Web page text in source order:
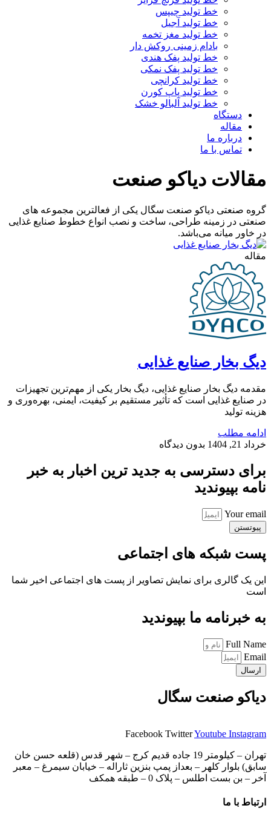
خط تولید چیپس
خط تولید آجیل
خط تولید مغز تخمه
بادام زمینی روکش دار
خط تولید پفک هندی
خط تولید پفک نمکی
خط تولید کرانچی
خط تولید پاپ کورن
خط تولید آلبالو خشک
دستگاه
مقاله
درباره ما
تماس با ما
مقالات دیاکو صنعت
گروه صنعتی دیاکو صنعت سگال یکی از فعالترین مجموعه های
صنعتی در زمینه طراحی، ساخت و نصب انواع خطوط صنایع غذایی
در خاور میانه می‌باشد.
مقاله
دیگ بخار صنایع غذایی
مقدمه دیگ بخار صنایع غذایی، دیگ بخار یکی از مهم‌ترین تجهیزات
در صنایع غذایی است که تأثیر مستقیم بر کیفیت، ایمنی، بهره‌وری و
هزینه تولید
ادامه مطلب
خرداد 21, 1404
بدون دیدگاه
برای دسترسی به جدید ترین اخبار به خبر
نامه بپیوندید
Your email
پیوتستن
پست شبکه های اجتماعی
این یک گالری برای نمایش تصاویر از پست های اجتماعی اخیر شما
است
به خبرنامه ما بپیوندید
Full Name
Email
ارسال
دیاکو صنعت سگال
Facebook TwitterYoutube Instagram
تهران – کیلومتر 19 جاده قدیم کرج – شهر قدس (قلعه حسن خان
سابق) بلوار کلهر – بعداز پمپ بنزین ثاراله – خیابان سیمرغ – معبر
آخر – بن بست اطلس – پلاک 0 – طبقه همکف
ارتباط با ما